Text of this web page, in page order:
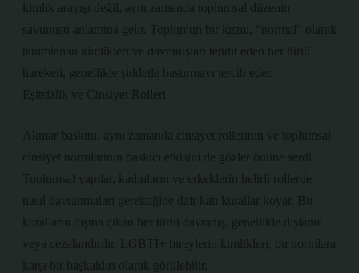
kimlik arayışı değil, aynı zamanda toplumsal düzenin
savunusu anlamına gelir. Toplumun bir kısmı, “normal” olarak
tanımlanan kimlikleri ve davranışları tehdit eden her türlü
hareketi, genellikle şiddetle bastırmayı tercih eder.
Eşitsizlik ve Cinsiyet Rolleri
Akmar baskını, aynı zamanda cinsiyet rollerinin ve toplumsal
cinsiyet normlarının baskıcı etkisini de gözler önüne serdi.
Toplumsal yapılar, kadınların ve erkeklerin belirli rollerde
nasıl davranmaları gerektiğine dair katı kurallar koyar. Bu
kuralların dışına çıkan her türlü davranış, genellikle dışlanır
veya cezalandırılır. LGBTİ+ bireylerin kimlikleri, bu normlara
karşı bir başkaldırı olarak görülebilir.